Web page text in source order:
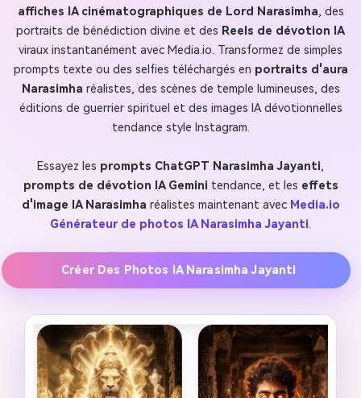
affiches IA cinématographiques de Lord Narasimha, des
portraits de bénédiction divine et des Reels de dévotion IA
viraux instantanément avec Media.io. Transformez de simples
prompts texte ou des selfies téléchargés en portraits d'aura
Narasimha réalistes, des scènes de temple lumineuses, des
éditions de guerrier spirituel et des images IA dévotionnelles
tendance style Instagram.
Essayez les prompts ChatGPT Narasimha Jayanti,
prompts de dévotion IA Gemini tendance, et les effets
d'image IA Narasimha réalistes maintenant avec Media.io
Générateur de photos IA Narasimha Jayanti.
Créer Des Photos IA Narasimha Jayanti